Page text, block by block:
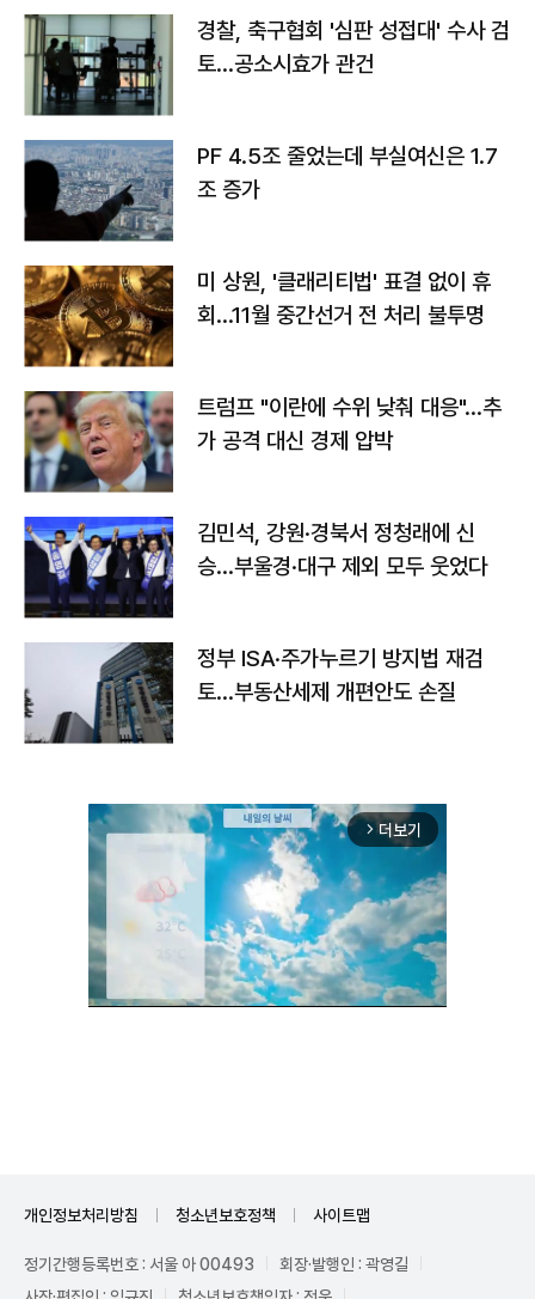
경찰, 축구협회 '심판 성접대' 수사 검
토…공소시효가 관건
PF 4.5조 줄었는데 부실여신은 1.7
조 증가
미 상원, '클래리티법' 표결 없이 휴
회…11월 중간선거 전 처리 불투명
트럼프 "이란에 수위 낮춰 대응"…추
가 공격 대신 경제 압박
김민석, 강원·경북서 정청래에 신
승…부울경·대구 제외 모두 웃었다
정부 ISA·주가누르기 방지법 재검
토…부동산세제 개편안도 손질
arrow_forward_ios 더보기
개인정보처리방침 청소년보호정책 사이트맵
정기간행등록번호 : 서울 아 00493
회장·발행인 : 곽영길